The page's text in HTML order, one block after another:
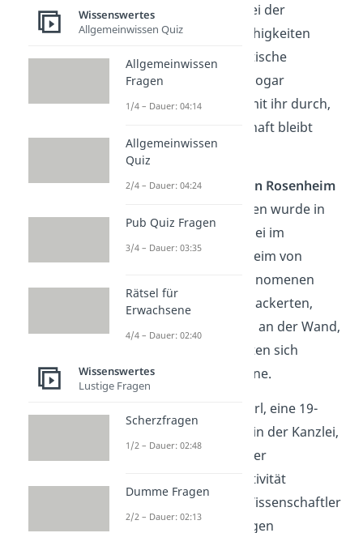
erstellt, die Nina bei der
Ausübung ihrer Fähigkeiten
zeigten. Die sowjetische
Regierung führte sogar
Untersuchungen mit ihr durch,
aber die Wissenschaft bleibt
bislang skeptisch.
Der Poltergeist von Rosenheim
In den 1960er-Jahren wurde in
einer Anwaltskanzlei im
deutschen Rosenheim von
unerklärlichen Phänomenen
berichtet. Lichter flackerten,
Bilder drehten sich an der Wand,
und Möbel bewegten sich
angeblich von alleine.
Annemarie Schaberl, eine 19-
jährige Sekretärin in der Kanzlei,
wurde als Quelle der
telekinetischen Aktivität
vermutet. Einige Wissenschaftler
und Parapsychologen
Wissenswertes
Allgemeinwissen Quiz
Allgemeinwissen
Fragen
1/4 – Dauer: 04:14
Allgemeinwissen
Quiz
2/4 – Dauer: 04:24
Pub Quiz Fragen
3/4 – Dauer: 03:35
Rätsel für
Erwachsene
4/4 – Dauer: 02:40
Wissenswertes
Lustige Fragen
Scherzfragen
1/2 – Dauer: 02:48
Dumme Fragen
2/2 – Dauer: 02:13